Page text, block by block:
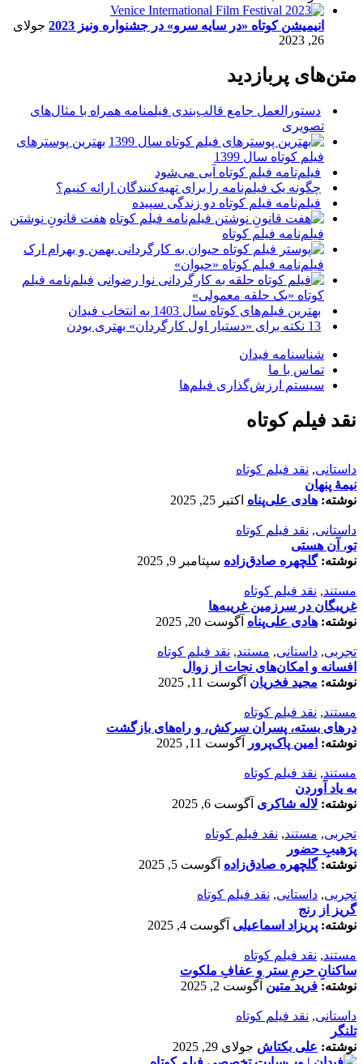
انیمیشن کوتاه «در سایه سرو» در جشنواره ونیز 2023
جولای
26, 2023
متن‌های پربازدید
دستورالعمل جامع قالب‌بندی فیلمنامه همراه با مثال‌های
تصویری
بهترین پوسترهای
فیلم کوتاه سال 1399
فیلم‌نامه فیلم کوتاه آبی می‌شود
چگونه یک فیلم‌نامه را برای تهیه‌کنندگان ارائه کنیم؟
فیلم‌نامه فیلم کوتاه دو زندگی سپیده
هفت قانونِ نوشتن
فیلم‌نامه فیلم کوتاه
فیلم‌نامه فیلم کوتاه «حیوان»
فیلم‌نامه فیلم
کوتاه «یک حلقه معمولی»
بهترین فیلم‌های کوتاه سال 1403 به انتخاب فیدان
13 نکته برای «دستیار اول کارگردان» بهتری بودن
شناسنامه فیدان
تماس با ما
سیستم ارزش‌گذاری فیلم‌ها
نقد فیلم کوتاه
داستانی, نقد فیلم کوتاه
نیمۀ پنهان
نوشته: هادی علی‌پناه اکتبر 25, 2025
داستانی, نقد فیلم کوتاه
تو، آن هستی
نوشته:گلچهره صادق‌زاده سپتامبر 9, 2025
مستند, نقد فیلم کوتاه
غریبگان در سرزمین غریبه‌ها
نوشته: هادی علی‌پناه آگوست 20, 2025
تجربی, داستانی, مستند, نقد فیلم کوتاه
افسانه‌ و امکان‌های نجات از زوال
نوشته: مجید فخریان آگوست 11, 2025
مستند, نقد فیلم کوتاه
درهای بسته، پسران سرکش، و راه‌های بازگشت
نوشته: امین پاک‌پرور آگوست 11, 2025
مستند, نقد فیلم کوتاه
به یاد آوردن
نوشته: لاله شاکری آگوست 6, 2025
تجربی, مستند, نقد فیلم کوتاه
پرَهیب‌ِ حضور
نوشته:گلچهره صادق‌زاده آگوست 5, 2025
تجربی, داستانی, نقد فیلم کوتاه
گریز از رنج
نوشته: پریزاد اسماعیلی آگوست 4, 2025
مستند, نقد فیلم کوتاه
ساکنانِ حرمِ ستر و عفافِ ملکوت
نوشته: فرید متین آگوست 2, 2025
داستانی, نقد فیلم کوتاه
تلنگر
نوشته: علی بکتاش جولای 29, 2025